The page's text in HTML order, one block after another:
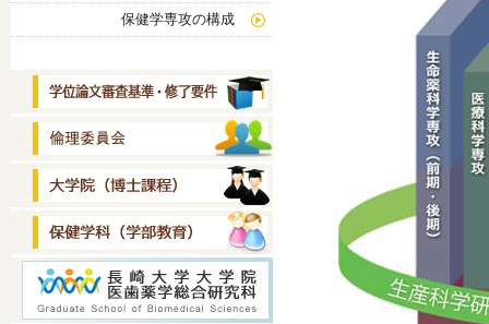
保健学専攻の構成